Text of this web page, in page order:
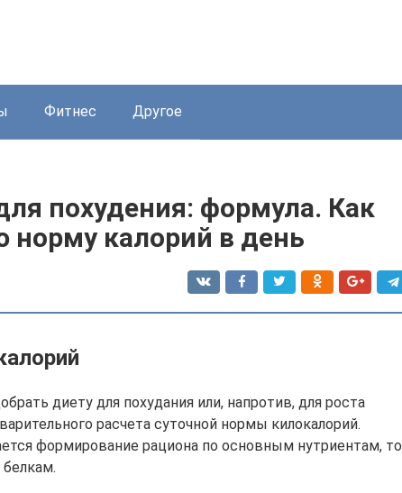
Фитнес Другое
похудения: формула. Как
норму калорий в день
диету для похудания или, напротив, для роста
расчета суточной нормы килокалорий.
формирование рациона по основным нутриентам, то